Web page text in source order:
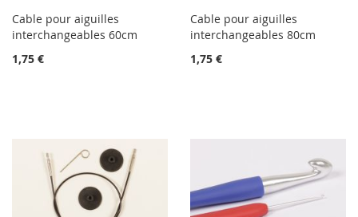
Cable pour aiguilles
interchangeables 60cm
1,75 €
Cable pour aiguilles
interchangeables 80cm
1,75 €